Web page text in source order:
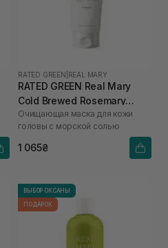
RATED GREEN REAL MARY
RATED GREEN Real Mary
Cold Brewed Rosemary
Purifyng Scalp Scaler 200
мл
Очищающая маска для кожи
головы с морской солью
1 065₴
ВЫБОР ОКСАНЫ
ПОДАРОК